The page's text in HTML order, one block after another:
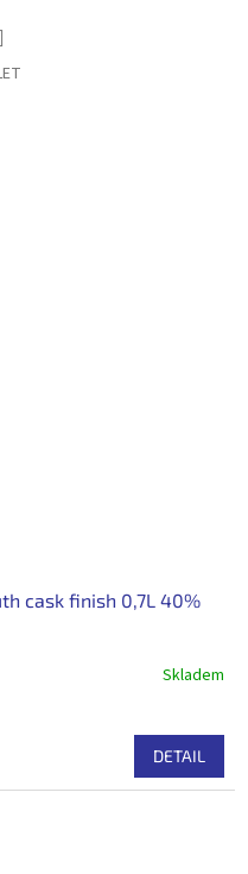
cask finish 0,7L 40%
Skladem
DETAIL